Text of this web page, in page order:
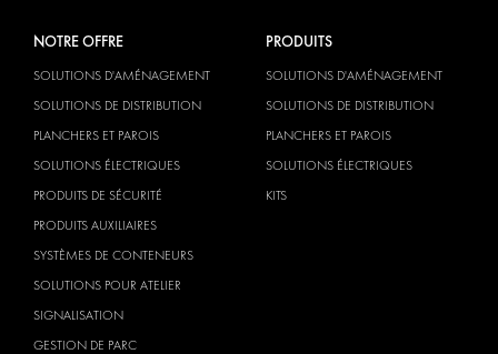
NOTRE OFFRE
SOLUTIONS D'AMÉNAGEMENT
SOLUTIONS DE DISTRIBUTION
PLANCHERS ET PAROIS
SOLUTIONS ÉLECTRIQUES
PRODUITS DE SÉCURITÉ
PRODUITS AUXILIAIRES
SYSTÈMES DE CONTENEURS
SOLUTIONS POUR ATELIER
SIGNALISATION
GESTION DE PARC
PRODUITS
SOLUTIONS D'AMÉNAGEMENT
SOLUTIONS DE DISTRIBUTION
PLANCHERS ET PAROIS
SOLUTIONS ÉLECTRIQUES
KITS